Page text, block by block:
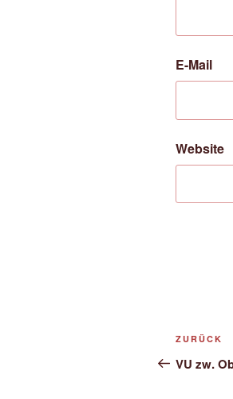
E-Mail
Website
Vorheriger
Beitrag
ZURÜCK
VU zw.